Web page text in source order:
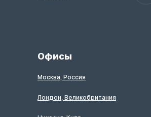
Офисы
Москва, Россия
Лондон, Великобритания